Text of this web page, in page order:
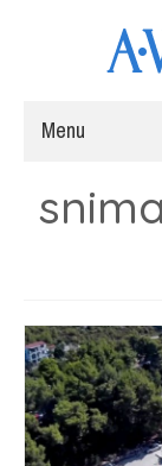
Menu
Naslovna
Radovi
Blog
Kontakt